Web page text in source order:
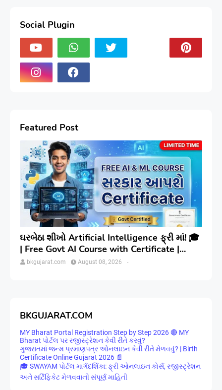
Social Plugin
Featured Post
ઘરબેઠા શીખો Artificial Intelligence ફ્રી માં! 🎓
| Free Govt AI Course with Certificate |
Step-by-Step
bkgujarat.com -
August 08, 2026
BKGUJARAT.COM
MY Bharat Portal Registration Step by Step 2026 🔴 MY
Bharat પોર્ટલ પર રજીસ્ટ્રેશન કેવી રીતે કરવું?
ગુજરાતમાં જન્મ પ્રમાણપત્ર ઓનલાઇન કેવી રીતે મેળવવું? | Birth
Certificate Online Gujarat 2026 📄
🎓 SWAYAM પોર્ટલ માર્ગદર્શિકા: ફ્રી ઓનલાઇન કોર્સ, રજીસ્ટ્રેશન
અને સર્ટિફિકેટ મેળવવાની સંપૂર્ણ માહિતી